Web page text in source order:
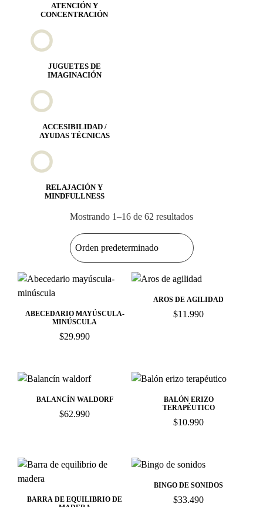
ATENCIÓN Y
CONCENTRACIÓN
JUGUETES DE
IMAGINACIÓN
ACCESIBILIDAD /
AYUDAS TÉCNICAS
RELAJACIÓN Y
MINDFULLNESS
Mostrando 1–16 de 62 resultados
ABECEDARIO MAYÚSCULA-
MINÚSCULA
$29.990
AROS DE AGILIDAD
$11.990
BALANCÍN WALDORF
$62.990
BALÓN ERIZO
TERAPÉUTICO
$10.990
BARRA DE EQUILIBRIO DE
BINGO DE SONIDOS
$33.490